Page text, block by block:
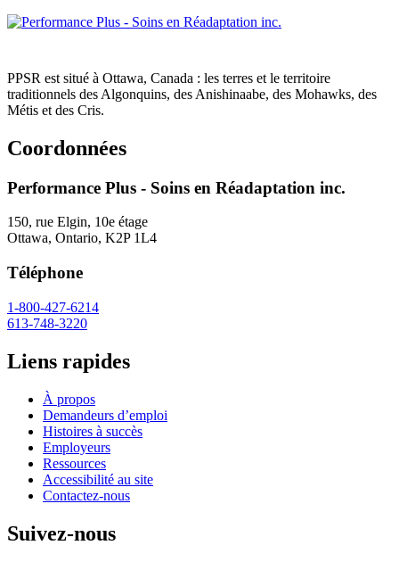
PPSR est situé à Ottawa, Canada : les terres et le territoire
traditionnels des Algonquins, des Anishinaabe, des Mohawks, des
Métis et des Cris.
Coordonnées
Performance Plus - Soins en Réadaptation inc.
150, rue Elgin, 10e étage
Ottawa, Ontario, K2P 1L4
Téléphone
1-800-427-6214
613-748-3220
Liens rapides
À propos
Demandeurs d’emploi
Histoires à succès
Employeurs
Ressources
Accessibilité au site
Contactez-nous
Suivez-nous